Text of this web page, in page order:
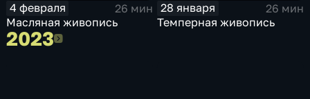
4 февраля
26 мин
Масляная живопись
28 января
26 мин
Темперная живопись
20232023